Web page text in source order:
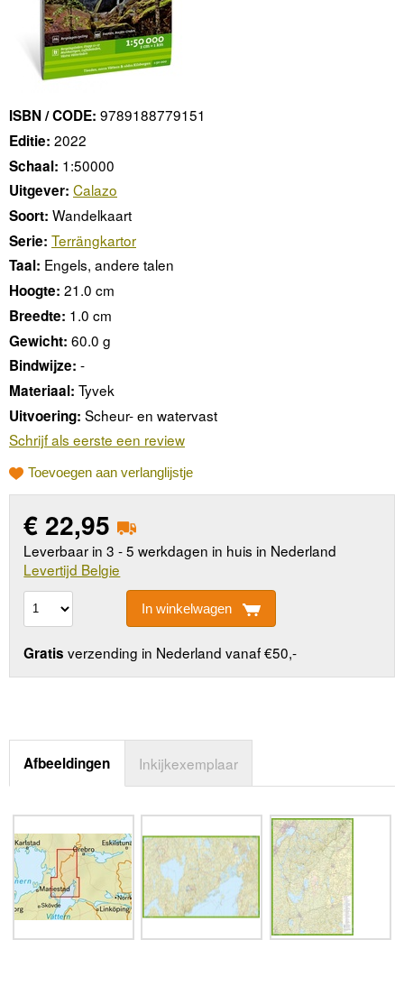
ISBN / CODE: 9789188779151
Editie: 2022
Schaal: 1:50000
Uitgever: Calazo
Soort: Wandelkaart
Serie: Terrängkartor
Taal: Engels, andere talen
Hoogte: 21.0 cm
Breedte: 1.0 cm
Gewicht: 60.0 g
Bindwijze: -
Materiaal: Tyvek
Uitvoering: Scheur- en watervast
Schrijf als eerste een review
Toevoegen aan verlanglijstje
€ 22,95
Leverbaar in 3 - 5 werkdagen in huis in Nederland
Levertijd Belgie
In winkelwagen
Gratis verzending in Nederland vanaf €50,-
Afbeeldingen Inkijkexemplaar